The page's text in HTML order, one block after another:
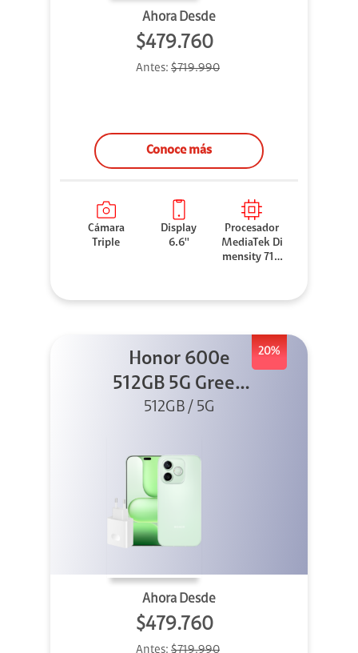
Ahora Desde
$479.760
Antes: $719.990
Conoce más
Cámara
Triple
Display
6.6''
Procesador
MediaTek Di
mensity 710
20%
Honor 600e
512GB 5G Green
+ 45W
512GB / 5G
Ahora Desde
$479.760
Antes: $719.990